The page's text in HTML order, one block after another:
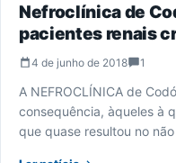
Nefroclínica de
pacientes renais
4 de junho de 2018 1
A NEFROCLÍNICA de
consequência, àqueles à
que quase resultou no